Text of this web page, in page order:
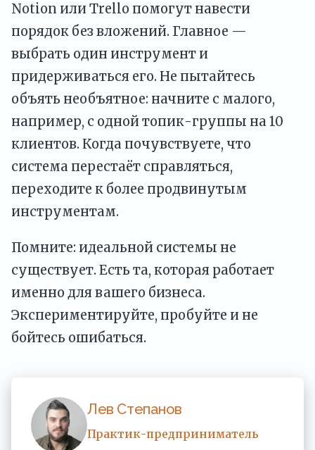
Notion или Trello помогут навести
порядок без вложений. Главное —
выбрать один инструмент и
придерживаться его. Не пытайтесь
объять необъятное: начните с малого,
например, с одной топик-группы на 10
клиентов. Когда почувствуете, что
система перестаёт справляться,
переходите к более продвинутым
инструментам.
Помните: идеальной системы не
существует. Есть та, которая работает
именно для вашего бизнеса.
Экспериментируйте, пробуйте и не
бойтесь ошибаться.
Лев Степанов
Практик-предприниматель